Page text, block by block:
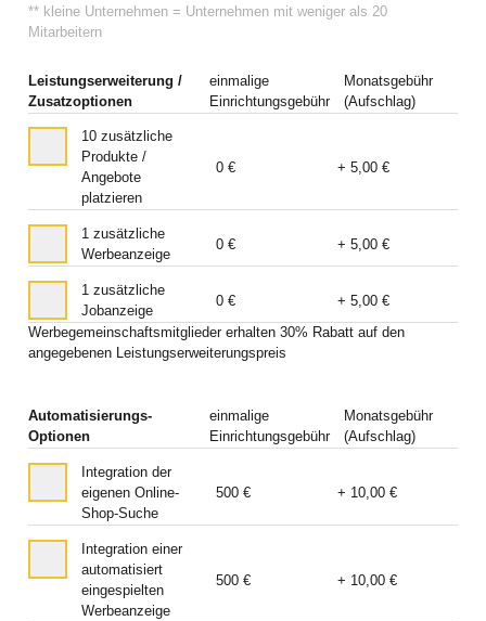
** kleine Unternehmen = Unternehmen mit weniger als 20
Mitarbeitern
Leistungserweiterung /
Zusatzoptionen
einmalige
Einrichtungsgebühr
Monatsgebühr
(Aufschlag)
10 zusätzliche
Produkte /
Angebote
platzieren
0 € + 5,00 €
1 zusätzliche
Werbeanzeige
0 € + 5,00 €
1 zusätzliche
Jobanzeige
0 € + 5,00 €
Werbegemeinschaftsmitglieder erhalten 30% Rabatt auf den
angegebenen Leistungserweiterungspreis
Automatisierungs-
Optionen
einmalige
Einrichtungsgebühr
Monatsgebühr
(Aufschlag)
Integration der
eigenen Online-
Shop-Suche
500 € + 10,00 €
Integration einer
automatisiert
eingespielten
Werbeanzeige
500 € + 10,00 €